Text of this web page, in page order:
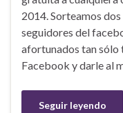
2014. Sorteamos
seguidores del
afortunados tan sólo
Facebook y darle al
Seguir leyendo